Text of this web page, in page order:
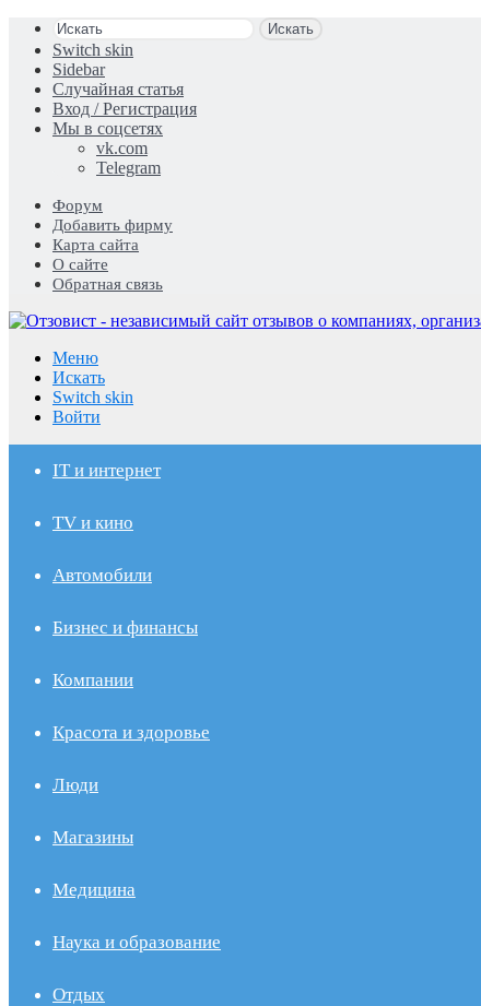
Искать
Switch skin
Sidebar
Случайная статья
Вход / Регистрация
Мы в соцсетях
vk.com
Telegram
Форум
Добавить фирму
Карта сайта
О сайте
Обратная связь
Меню
Искать
Switch skin
Войти
IT и интернет
TV и кино
Автомобили
Бизнес и финансы
Компании
Красота и здоровье
Люди
Магазины
Медицина
Наука и образование
Отдых